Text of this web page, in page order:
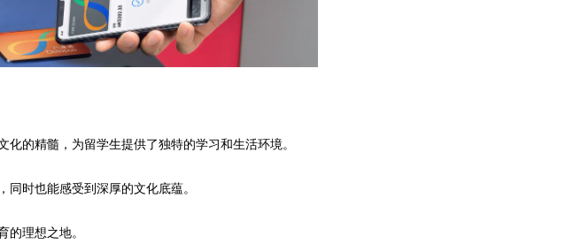
的精髓，为留学生提供了独特的学习和生活环境。
时也能感受到深厚的文化底蕴。
理想之地。